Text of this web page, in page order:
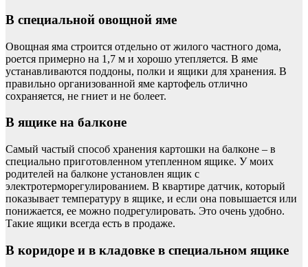
В специальной овощной яме
Овощная яма строится отдельно от жилого частного дома,
роется примерно на 1,7 м и хорошо утепляется. В яме
устанавливаются поддоны, полки и ящики для хранения. В
правильно организованной яме картофель отлично
сохраняется, не гниет и не болеет.
В ящике на балконе
Самый частый способ хранения картошки на балконе – в
специально приготовленном утепленном ящике. У моих
родителей на балконе установлен ящик с
электротерморегулированием. В квартире датчик, который
показывает температуру в ящике, и если она повышается или
понижается, ее можно подрегулировать. Это очень удобно.
Такие ящики всегда есть в продаже.
В коридоре и в кладовке в специальном ящике